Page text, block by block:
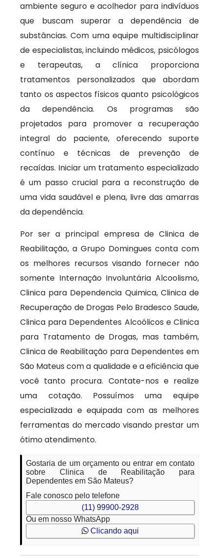
ambiente seguro e acolhedor para indivíduos
que buscam superar a dependência de
substâncias. Com uma equipe multidisciplinar
de especialistas, incluindo médicos, psicólogos
e terapeutas, a clínica proporciona
tratamentos personalizados que abordam
tanto os aspectos físicos quanto psicológicos
da dependência. Os programas são
projetados para promover a recuperação
integral do paciente, oferecendo suporte
contínuo e técnicas de prevenção de
recaídas. Iniciar um tratamento especializado
é um passo crucial para a reconstrução de
uma vida saudável e plena, livre das amarras
da dependência.
Por ser a principal empresa de Clinica de
Reabilitação, a Grupo Domingues conta com
os melhores recursos visando fornecer não
somente Internação Involuntária Alcoolismo,
Clinica para Dependencia Quimica, Clinica de
Recuperação de Drogas Pelo Bradesco Saude,
Clinica para Dependentes Alcoólicos e Clinica
para Tratamento de Drogas, mas também,
Clinica de Reabilitação para Dependentes em
São Mateus com a qualidade e a eficiência que
você tanto procura. Contate-nos e realize
uma cotação. Possuímos uma equipe
especializada e equipada com as melhores
ferramentas do mercado visando prestar um
ótimo atendimento.
Gostaria de um orçamento ou entrar em contato
sobre Clinica de Reabilitação para
Dependentes em São Mateus?
Fale conosco pelo telefone
(11) 99900-2928
Ou em nosso WhatsApp
Clicando aqui